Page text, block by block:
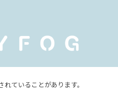
ていることがあります。